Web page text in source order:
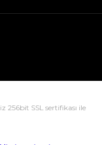
256bit SSL sertifikası ile